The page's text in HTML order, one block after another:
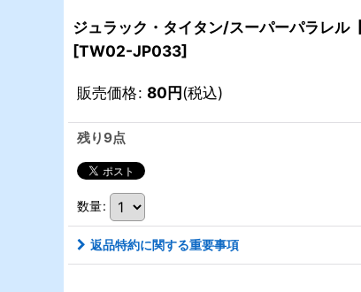
ジュラック・タイタン/スーパーパラレ
[TW02-JP033]
販売価格: 80円(税込)
残り9点
数量:
返品特約に関する重要事項